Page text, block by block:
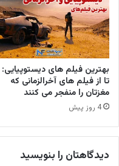
تا از فیلم های آخرالزمانی که
مغزتان را منفجر می کنند
4 روز پیش
دیدگاهتان را بنویسید